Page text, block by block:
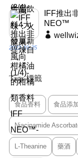
IFF推出
NEO™
2022-10-25
Tags 標籤
食品香料 食品添
Niacinamide
L-Theanine 藥酒